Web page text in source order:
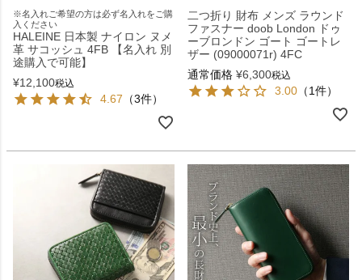
※名入れご希望の方は必ず名入れをご購
入ください
HALEINE 日本製 ナイロン ヌメ
革 サコッシュ 4FB 【名入れ 別
途購入で可能】
¥12,100税込
4.67 （3件）
二つ折り 財布 メンズ ラウンド
ファスナー doob London ドゥ
ーブロンドン ゴート ゴートレ
ザー (09000071r) 4FC
通常価格 ¥6,300税込
3.00 （1件）